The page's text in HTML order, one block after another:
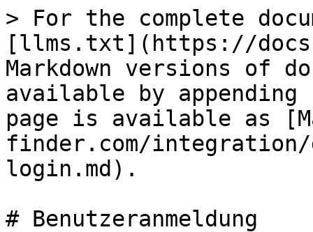
> For the complete
[llms.txt](https://
Markdown versions of
available by
page is available as
finder.com/
login.md).
# Benutzeranmeldung